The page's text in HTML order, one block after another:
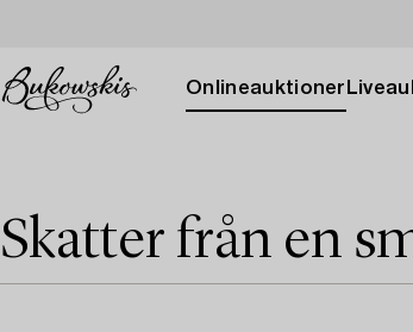
Onlineauktioner
Skatter från en